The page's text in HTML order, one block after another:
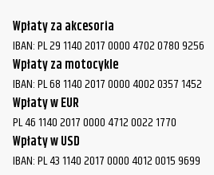
Wpłaty za akcesoria
IBAN: PL 29 1140 2017 0000 4702 0780 9256
Wpłaty za motocykle
IBAN: PL 68 1140 2017 0000 4002 0357 1452
Wpłaty w EUR
PL 46 1140 2017 0000 4712 0022 1770
Wpłaty w USD
IBAN: PL 43 1140 2017 0000 4012 0015 9699